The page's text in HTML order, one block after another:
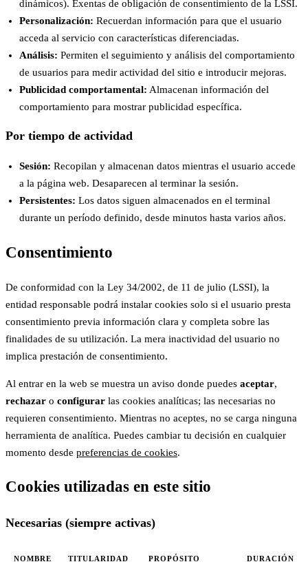
dinámicos). Exentas de obligación de consentimiento de la LSSI.
Personalización: Recuerdan información para que el usuario
acceda al servicio con características diferenciadas.
Análisis: Permiten el seguimiento y análisis del comportamiento
de usuarios para medir actividad del sitio e introducir mejoras.
Publicidad comportamental: Almacenan información del
comportamiento para mostrar publicidad específica.
Por tiempo de actividad
Sesión: Recopilan y almacenan datos mientras el usuario accede
a la página web. Desaparecen al terminar la sesión.
Persistentes: Los datos siguen almacenados en el terminal
durante un período definido, desde minutos hasta varios años.
Consentimiento
De conformidad con la Ley 34/2002, de 11 de julio (LSSI), la
entidad responsable podrá instalar cookies solo si el usuario presta
consentimiento previa información clara y completa sobre las
finalidades de su utilización. La mera inactividad del usuario no
implica prestación de consentimiento.
Al entrar en la web se muestra un aviso donde puedes aceptar,
rechazar o configurar las cookies analíticas; las necesarias no
requieren consentimiento. Mientras no aceptes, no se carga ninguna
herramienta de analítica. Puedes cambiar tu decisión en cualquier
momento desde preferencias de cookies.
Cookies utilizadas en este sitio
Necesarias (siempre activas)
NOMBRE TITULARIDAD PROPÓSITO DURACIÓN